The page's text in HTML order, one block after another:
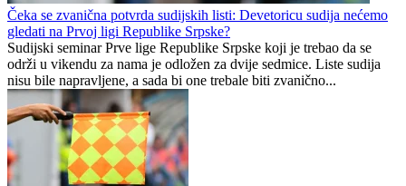
Nikola Bjeloš golom sa centra najavio novu sezonu
Laktaši
0 0